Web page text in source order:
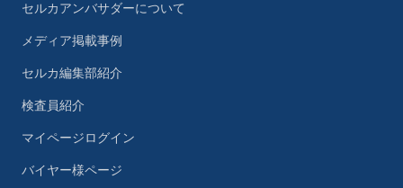
セルカアンバサダーについて
メディア掲載事例
セルカ編集部紹介
検査員紹介
マイページログイン
バイヤー様ページ